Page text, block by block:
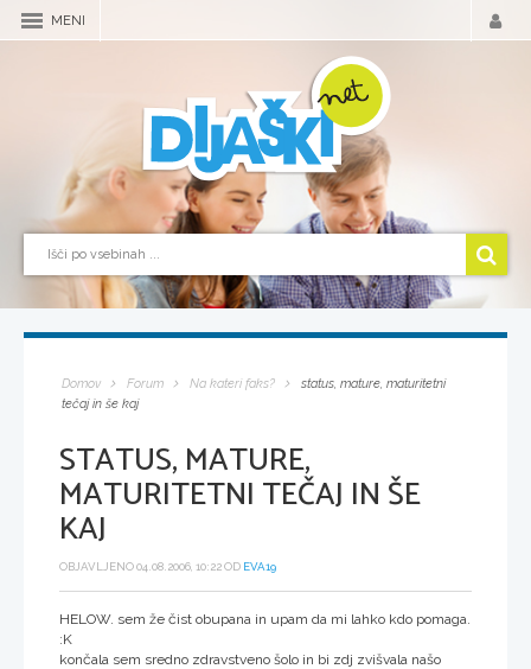
MENI
Domov Forum Na kateri faks?
status, mature, maturitetni
tečaj in še kaj
STATUS, MATURE,
MATURITETNI TEČAJ IN ŠE
KAJ
OBJAVLJENO 04.08.2006, 10:22 OD EVA19
HELOW. sem že čist obupana in upam da mi lahko kdo pomaga.
:K
končala sem sredno zdravstveno šolo in bi zdj zvišvala našo